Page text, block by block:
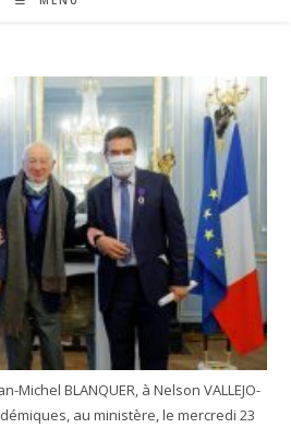
Michel BLANQUER, à Nelson VALLEJO-
au ministère, le mercredi 23